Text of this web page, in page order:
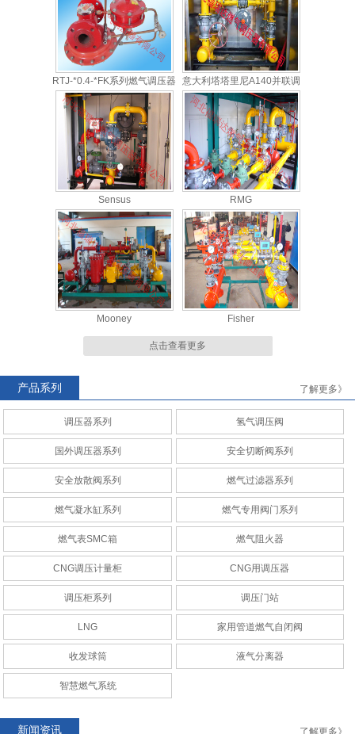
RTJ-*0.4-*FK系列燃气调压器
意大利塔塔里尼A140并联调
压柜
Sensus RMG
Mooney Fisher
AMCO RAQ安全切断阀系列
CNG调压计量柜 CNG调压计量站
点击查看更多
产品系列 了解更多》
调压器系列 氢气调压阀
国外调压器系列 安全切断阀系列
安全放散阀系列 燃气过滤器系列
燃气凝水缸系列 燃气专用阀门系列
燃气表SMC箱 燃气阻火器
CNG调压计量柜 CNG用调压器
调压柜系列 调压门站
LNG 家用管道燃气自闭阀
收发球筒 液气分离器
智慧燃气系统
新闻资讯 了解更多》